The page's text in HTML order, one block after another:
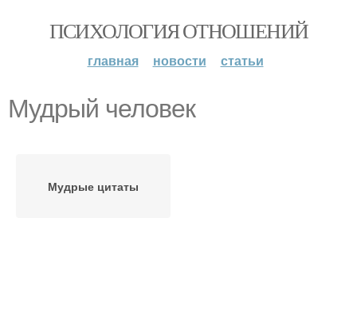
ПСИХОЛОГИЯ ОТНОШЕНИЙ
главная новости статьи
Мудрый человек
Мудрые цитаты